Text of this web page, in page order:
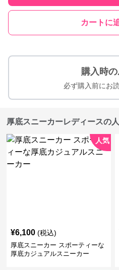
カートに
購入時
必ず購入前にお
厚底スニーカーレディースの
人気
¥6,100 (税込)
厚底スニーカー スポーティーな
厚底カジュアルスニーカー